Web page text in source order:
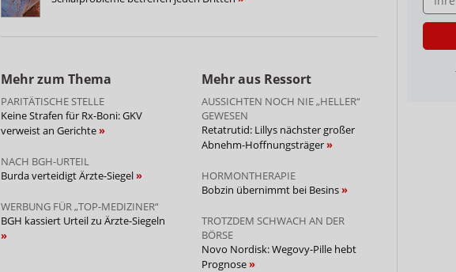
Mehr zum Thema
PARITÄTISCHE STELLE
Keine Strafen für Rx-Boni: GKV
verweist an Gerichte
NACH BGH-URTEIL
Burda verteidigt Ärzte-Siegel
WERBUNG FÜR „TOP-MEDIZINER“
BGH kassiert Urteil zu Ärzte-Siegeln
Mehr aus Ressort
AUSSICHTEN NOCH NIE „HELLER“
GEWESEN
Retatrutid: Lillys nächster großer
Abnehm-Hoffnungsträger
HORMONTHERAPIE
Bobzin übernimmt bei Besins
TROTZDEM SCHWACH AN DER
BÖRSE
Novo Nordisk: Wegovy-Pille hebt
Prognose